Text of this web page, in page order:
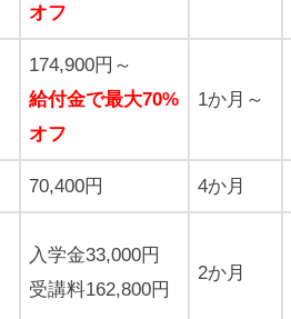
オフ
174,900円～
給付金で最大70%
オフ
1か月～
70,400円 4か月
入学金33,000円
受講料162,800円
2か月